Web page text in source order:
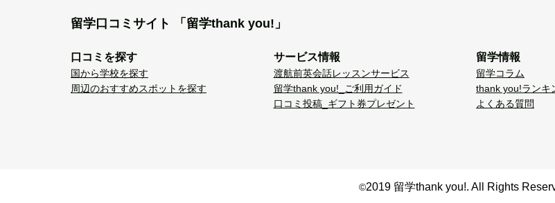
留学口コミサイト 「留学thank you!」
口コミを探す
国から学校を探す
周辺のおすすめスポットを探す
サービス情報
渡航前英会話レッスンサービス
留学thank you!_ご利用ガイド
口コミ投稿_ギフト券プレゼント
留学情報
留学コラム
thank you!ランキ
よくある質問
©2019 留学thank you!. All Rights